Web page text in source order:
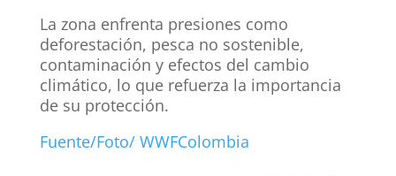
La zona enfrenta presiones como
deforestación, pesca no sostenible,
contaminación y efectos del cambio
climático, lo que refuerza la importancia
de su protección.
Fuente/Foto/ WWFColombia